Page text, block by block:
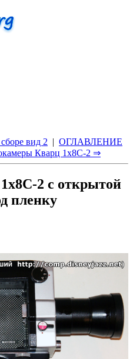
вид 2 | ОГЛАВЛЕНИЕ
Кварц 1x8С-2 ⇒
2 с открытой
пленку